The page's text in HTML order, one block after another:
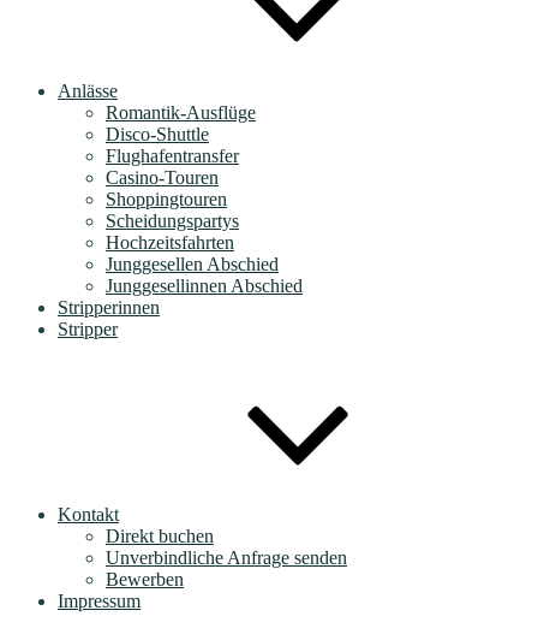
Anlässe
Romantik-Ausflüge
Disco-Shuttle
Flughafentransfer
Casino-Touren
Shoppingtouren
Scheidungspartys
Hochzeitsfahrten
Junggesellen Abschied
Junggesellinnen Abschied
Stripperinnen
Stripper
Kontakt
Direkt buchen
Unverbindliche Anfrage senden
Bewerben
Impressum